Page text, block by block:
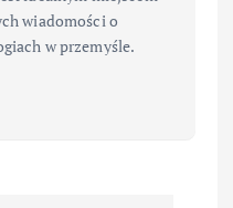
wiadomości o
w przemyśle.